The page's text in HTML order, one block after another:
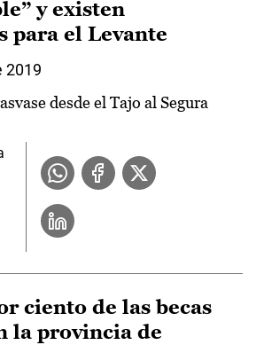
y existen
para el Levante
2019
desde el Tajo al Segura
ciento de las becas
la provincia de